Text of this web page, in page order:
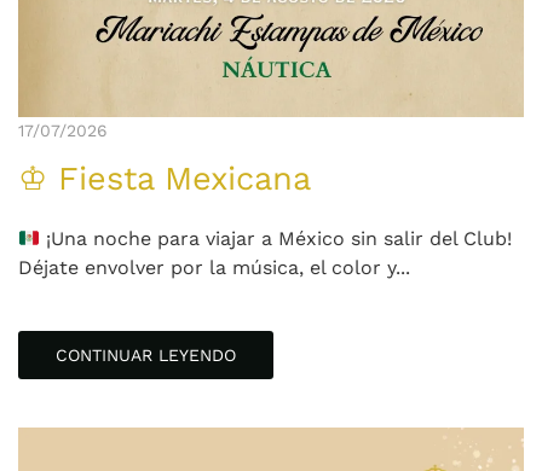
17/07/2026
♔ Fiesta Mexicana
¡Una noche para viajar a México sin salir del Club!
Déjate envolver por la música, el color y...
CONTINUAR LEYENDO